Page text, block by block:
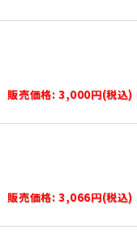
販売価格: 3,000円(税込)
販売価格: 3,066円(税込)